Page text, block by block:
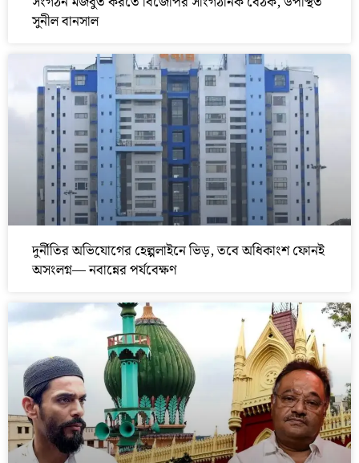
সুনীল বানসাল
দুর্নীতির অভিযোগের হেল্পলাইনে ভিড়, তবে অধিকাংশ ফোনই
অসংলগ্ন— নবান্নের পর্যবেক্ষণ